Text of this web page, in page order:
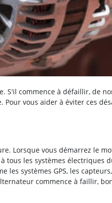
S'il commence à défaillir, de
vous aider à éviter ces
Lorsque vous démarrez le
tous les systèmes électriques
les systèmes GPS, les
commence à faillir,